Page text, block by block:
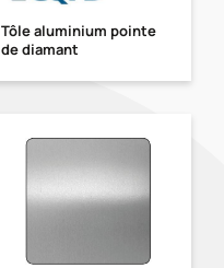
Tôle aluminium pointe
de diamant